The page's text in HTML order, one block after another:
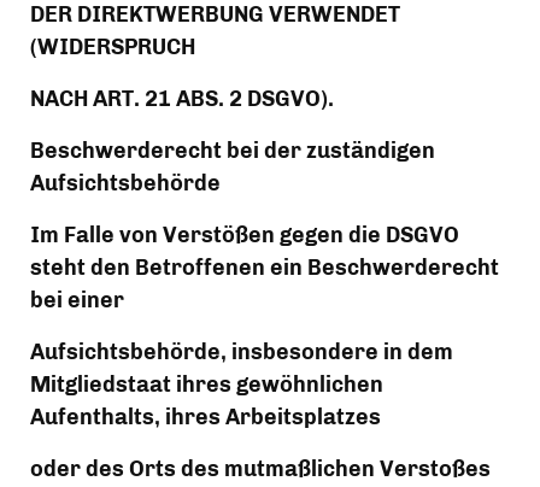
DER DIREKTWERBUNG VERWENDET
(WIDERSPRUCH
NACH ART. 21 ABS. 2 DSGVO).
Beschwerderecht bei der zuständigen
Aufsichtsbehörde
Im Falle von Verstößen gegen die DSGVO
steht den Betroffenen ein Beschwerderecht
bei einer
Aufsichtsbehörde, insbesondere in dem
Mitgliedstaat ihres gewöhnlichen
Aufenthalts, ihres Arbeitsplatzes
oder des Orts des mutmaßlichen Verstoßes